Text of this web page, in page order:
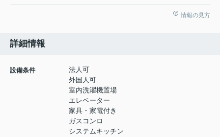
情報の見方
詳細情報
設備条件
法人可
外国人可
室内洗濯機置場
エレベーター
家具・家電付き
ガスコンロ
システムキッチン